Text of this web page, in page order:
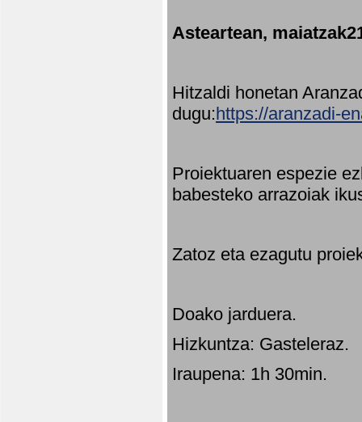
Asteartean,
Hitzaldi honetan
dugu:https://aranzadi-
Proiektuaren espezie
babesteko arrazoiak
Zatoz eta ezagutu
Doako jarduera.
Hizkuntza: Gasteleraz.
Iraupena: 1h 30min.